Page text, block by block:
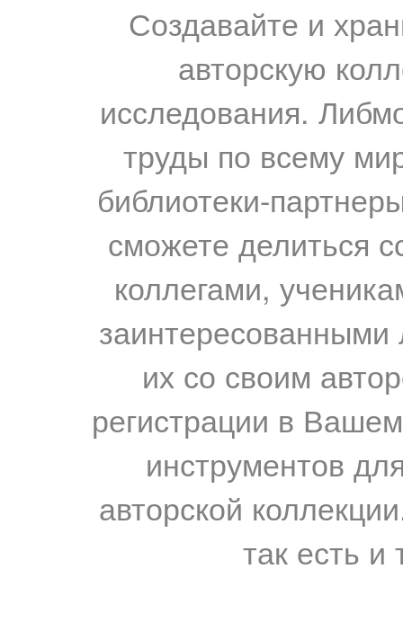
Создавайте и
авторскую
исследования.
труды по всему
библиотеки-
сможете делиться
коллегами,
их со своим
регистрации в
инструментов
авторской
так есть и